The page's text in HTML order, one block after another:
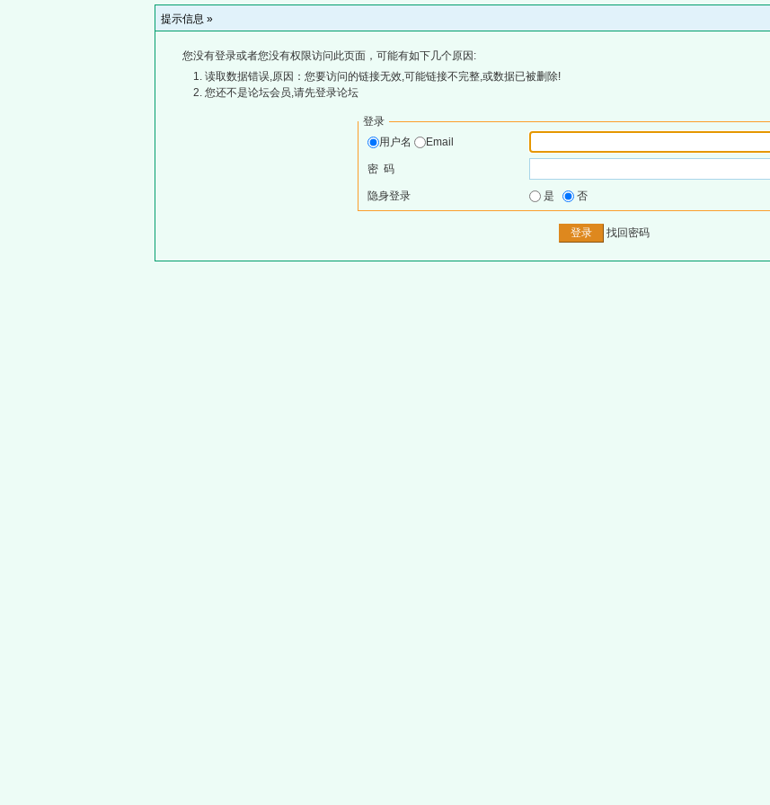
提示信息 »
您没有登录或者您没有权限访问此页面，可能有如下几个原因:
读取数据错误,原因：您要访问的链接无效,可能链接不完整,或数据已被删除!
您还不是论坛会员,请先登录论坛
登录
用户名
Email
密 码
隐身登录 是 否
找回密码